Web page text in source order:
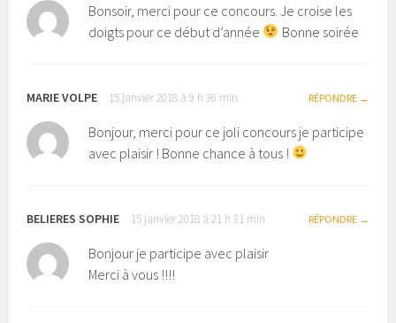
Bonsoir, merci pour ce concours. Je croise les
doigts pour ce début d’année
Bonne soirée
MARIE VOLPE 15 janvier 2018 à 9 h 36 min RÉPONDRE
Bonjour, merci pour ce joli concours je participe
avec plaisir ! Bonne chance à tous !
BELIERES SOPHIE 15 janvier 2018 à 21 h 31 min RÉPONDRE
Bonjour je participe avec plaisir
Merci à vous !!!!